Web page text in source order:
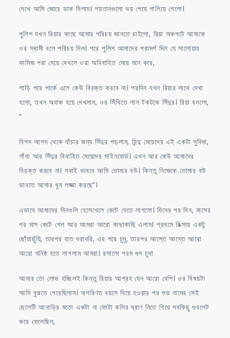
দেখে আমি জোরে ডাক দিলাম। শয়তানগুলো ভয় পেয়ে পালিয়ে গেলো।
পুলিশ যখন রিয়ার কাছে আমার পরিচয় জানতে চাইলো, রিয়া অকপটে আমাকে
ওর স্বামী বলে পরিচয় দিল। পরে পুলিশ আমাদের পরামর্শ দিল যে সালোয়ার
কামিজ পরা মেয়ে দেখলে ওরা অবিবাহিত মেয়ে মনে করে,
শাড়ি পরে পার্কে এলে কেউ বিরক্ত করবে না। পরদিন যখন রিয়ার সাথে দেখা
হলো, তখন অবাক হয়ে দেখলাম, ওর সিঁথিতে লাল টকটকে সিঁদুর। রিয়া বললো,
“
বিপদ আপদ থেকে বাঁচার জন্য সিঁদুর পড়লাম, হিন্দু মেয়েদের এই একটা সুবিধা,
শাঁখা আর সিঁদুর বিবাহিত মেয়েদের সাইনবোর্ড। এখন আর কেউ আমাদের
বিরক্ত করবে না। সবাই ভাববে আমি তোমার বউ। কিন্তু নিজেকে তোমার বউ
ভাবতে আমার খুব লজ্জা করছে”।
এভাবে আমাদের দিনগুলি হেসেখেলে কেটে যেতে লাগলো। দিনের পর দিন, মাসের
পর মাস কেটে গেল আর আমরা আরো কাছাকাছি এলাম। প্রথমে রিক্সায় একটু
ছোঁয়াছুঁয়ি, তারপর হাত ধরাধরি, এর পরে চুমু, তারপর আস্তে আস্তে আরো
আরো ঘনিষ্ঠ হতে লাগলাম আমরা। রসালো গরম গুদ চুদা
আমার তো লোভ হচ্ছিলই কিন্তু রিয়ার আগ্রহ যেন আরো বেশি। ওর বিষয়টা
আমি বুঝতে পেরেছিলাম। অপরিণত বয়সে বিয়ে হওয়ার পর শুভ নামের সেই
ছেলেটি আনাড়ির মতো একটা না ফোটা কলির ঘ্রাণ নিতে গিয়ে সবকিছু গুবলেট
করে ফেলেছিল,